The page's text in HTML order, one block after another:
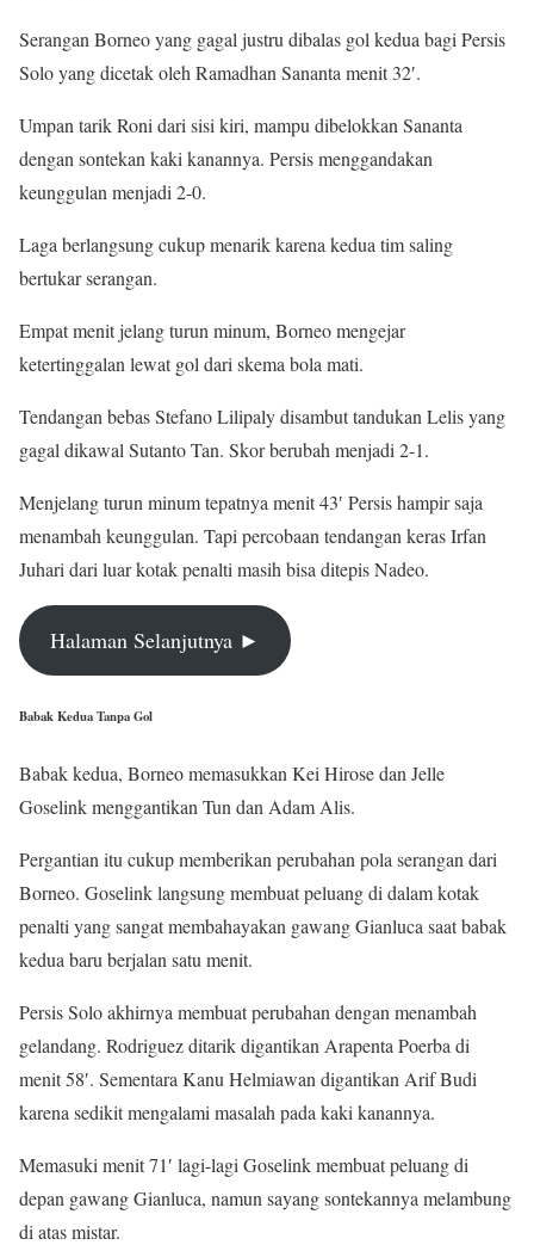
Serangan Borneo yang gagal justru dibalas gol kedua bagi Persis
Solo yang dicetak oleh Ramadhan Sananta menit 32′.
Umpan tarik Roni dari sisi kiri, mampu dibelokkan Sananta
dengan sontekan kaki kanannya. Persis menggandakan
keunggulan menjadi 2-0.
Laga berlangsung cukup menarik karena kedua tim saling
bertukar serangan.
Empat menit jelang turun minum, Borneo mengejar
ketertinggalan lewat gol dari skema bola mati.
Tendangan bebas Stefano Lilipaly disambut tandukan Lelis yang
gagal dikawal Sutanto Tan. Skor berubah menjadi 2-1.
Menjelang turun minum tepatnya menit 43′ Persis hampir saja
menambah keunggulan. Tapi percobaan tendangan keras Irfan
Juhari dari luar kotak penalti masih bisa ditepis Nadeo.
Halaman Selanjutnya ►
Babak Kedua Tanpa Gol
Babak kedua, Borneo memasukkan Kei Hirose dan Jelle
Goselink menggantikan Tun dan Adam Alis.
Pergantian itu cukup memberikan perubahan pola serangan dari
Borneo. Goselink langsung membuat peluang di dalam kotak
penalti yang sangat membahayakan gawang Gianluca saat babak
kedua baru berjalan satu menit.
Persis Solo akhirnya membuat perubahan dengan menambah
gelandang. Rodriguez ditarik digantikan Arapenta Poerba di
menit 58′. Sementara Kanu Helmiawan digantikan Arif Budi
karena sedikit mengalami masalah pada kaki kanannya.
Memasuki menit 71′ lagi-lagi Goselink membuat peluang di
depan gawang Gianluca, namun sayang sontekannya melambung
di atas mistar.